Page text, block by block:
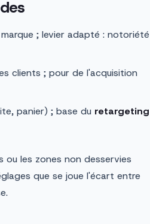
; levier adapté : notoriété
clients ; pour de l'acquisition
panier) ; base du retargeting
les zones non desservies
que se joue l'écart entre